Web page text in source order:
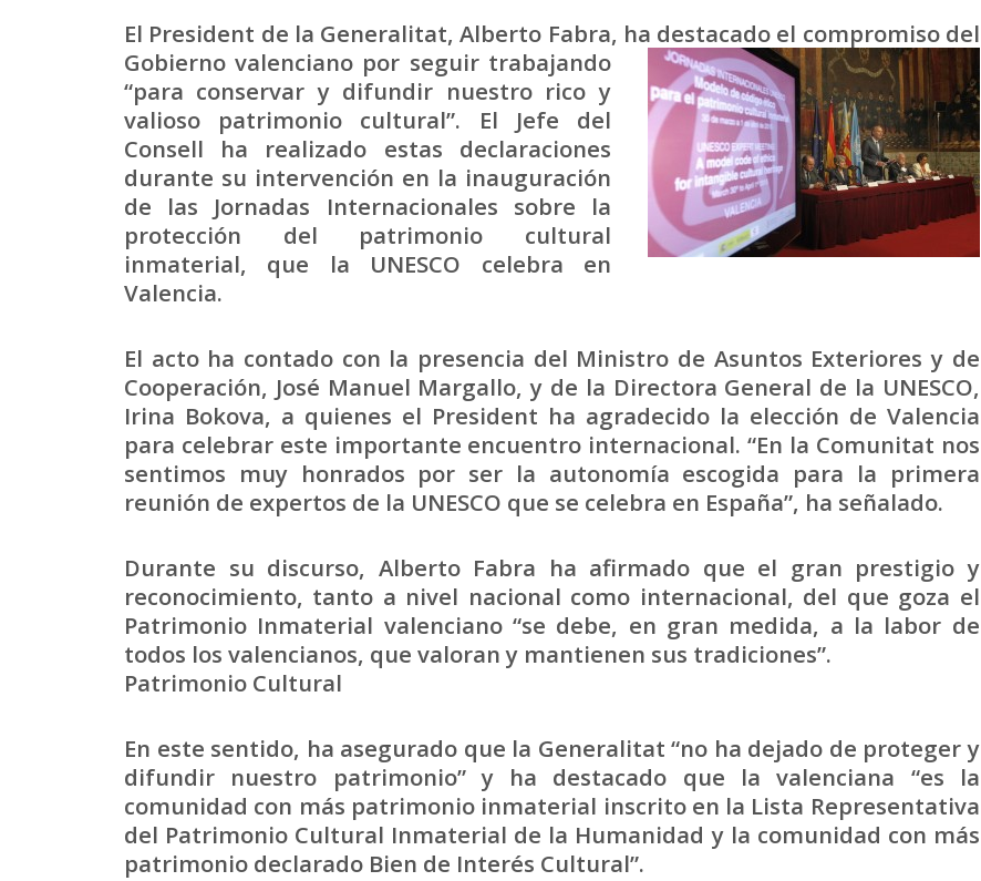
El President de la Generalitat, Alberto Fabra, ha destacado el compromiso del
Gobiernovalenciano por seguir trabajando
“para conservar y difundir nuestro rico y
valioso patrimonio cultural”. El Jefe del
Consell ha realizado estas declaraciones
durante su intervención en la inauguración
de las Jornadas Internacionales sobre la
protección del patrimonio cultural
inmaterial, que la UNESCO celebra en
Valencia.
El acto ha contado con la presencia del Ministro de Asuntos Exteriores y de
Cooperación, José Manuel Margallo, y de la Directora General de la UNESCO,
Irina Bokova, a quienes el President ha agradecido la elección de Valencia
para celebrar este importante encuentro internacional. “En la Comunitat nos
sentimos muy honrados por ser la autonomía escogida para la primera
reunión de expertos de la UNESCO que se celebra en España”, ha señalado.
Durante su discurso, Alberto Fabra ha afirmado que el gran prestigio y
reconocimiento, tanto a nivel nacional como internacional, del que goza el
Patrimonio Inmaterial valenciano “se debe, en gran medida, a la labor de
todos los valencianos, que valoran y mantienen sus tradiciones”.
Patrimonio Cultural
En este sentido, ha asegurado que la Generalitat “no ha dejado de proteger y
difundir nuestro patrimonio” y ha destacado que la valenciana “es la
comunidad con más patrimonio inmaterial inscrito en la Lista Representativa
del Patrimonio Cultural Inmaterial de la Humanidad y la comunidad con más
patrimonio declarado Bien de Interés Cultural”.